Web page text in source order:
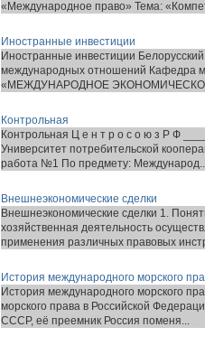
«Международное право» Тема:
Иностранные инвестиции
Иностранные инвестиции
международных отношений Кафедра
«МЕЖДУНАРОДНОЕ
Контрольная
Контрольная Ц е н т р о с о ю з Р Ф
Университет потребительской
работа №1 По предмету:
Внешнеэкономические сделки
Внешнеэкономические сделки 1.
хозяйственная деятельность
применения различных правовых
История международного морского
История международного морского
морского права в Российской
СССР, её преемник Россия поменя...